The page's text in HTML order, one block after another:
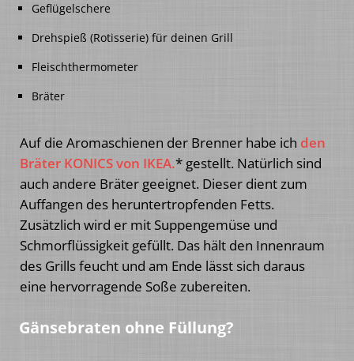
Geflügelschere
Drehspieß (Rotisserie) für deinen Grill
Fleischthermometer
Bräter
Auf die Aromaschienen der Brenner habe ich den
Bräter KONICS von IKEA.* gestellt. Natürlich sind
auch andere Bräter geeignet. Dieser dient zum
Auffangen des heruntertropfenden Fetts.
Zusätzlich wird er mit Suppengemüse und
Schmorflüssigkeit gefüllt. Das hält den Innenraum
des Grills feucht und am Ende lässt sich daraus
eine hervorragende Soße zubereiten.
Gänsebraten ohne Füllung?